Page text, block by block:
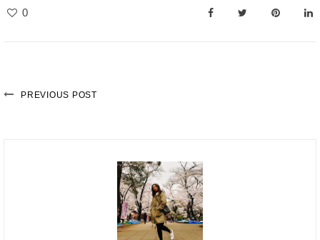
0
PREVIOUS POST